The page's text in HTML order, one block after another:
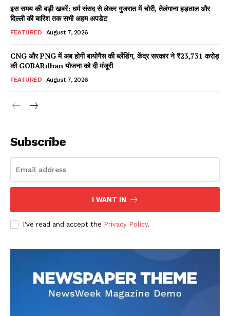
Facebook
X WhatsApp
Share
Read Latest News on AIN
DOWNLOAD NOW
इस समय की बड़ी खबरें: धर्म संसद से लेकर गुजरात में चोरी, तेलंगाना हड़ताल और
दिल्ली की बारिश तक सभी अहम अपडेट
FEATURED August 7, 2026
CNG और PNG में अब होगी बायोगैस की ब्लेंडिंग, केंद्र सरकार ने ₹23,731 करोड़
की GOBARdhan योजना को दी मंजूरी
FEATURED August 7, 2026
Subscribe
I WANT IN
I've read and accept the Privacy Policy.